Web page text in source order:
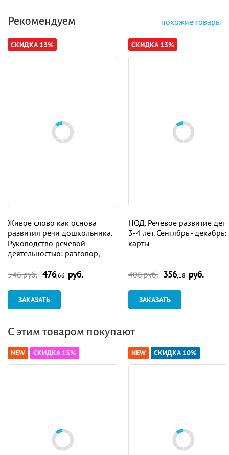
Рекомендуем похожие товары
СКИДКА 13%
Живое слово как основа
развития речи дошкольника.
Руководство речевой
деятельностью: разговор,
пересказ, чтение, заучивание.
6 до 7 лет). Сентябрь-ноябрь
546 руб. 476,66 руб.
ЗАКАЗАТЬ
СКИДКА 13%
НОД. Речевое развитие
3-4 лет. Сентябрь -
карты
408 руб. 356,18 руб.
ЗАКАЗАТЬ
С этим товаром покупают
NEW СКИДКА 15% NEW СКИДКА 10%